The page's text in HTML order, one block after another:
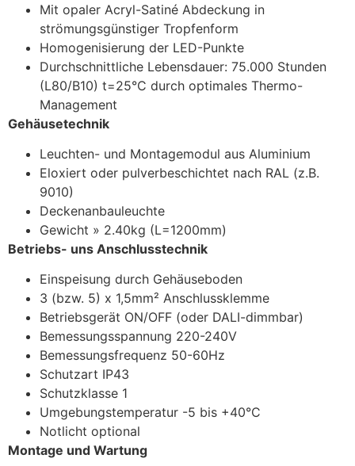
Mit opaler Acryl-Satiné Abdeckung in
strömungsgünstiger Tropfenform
Homogenisierung der LED-Punkte
Durchschnittliche Lebensdauer: 75.000 Stunden
(L80/B10) t=25°C durch optimales Thermo-
Management
Gehäusetechnik
Leuchten- und Montagemodul aus Aluminium
Eloxiert oder pulverbeschichtet nach RAL (z.B.
9010)
Deckenanbauleuchte
Gewicht » 2.40kg (L=1200mm)
Betriebs- uns Anschlusstechnik
Einspeisung durch Gehäuseboden
3 (bzw. 5) x 1,5mm² Anschlussklemme
Betriebsgerät ON/OFF (oder DALI-dimmbar)
Bemessungsspannung 220-240V
Bemessungsfrequenz 50-60Hz
Schutzart IP43
Schutzklasse 1
Umgebungstemperatur -5 bis +40°C
Notlicht optional
Montage und Wartung